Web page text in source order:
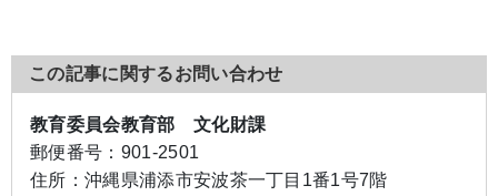
この記事に関するお問い合わせ
教育委員会教育部 文化財課
郵便番号： 901-2501
住所： 沖縄県浦添市安波茶一丁目1番1号7階